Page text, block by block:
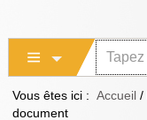
Vous êtes ici : Accueil /
document